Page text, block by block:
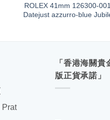
ROLEX 41mm 126300-
Datejust azzurro-blue
Prat
「香港海關
版正貨承諾」